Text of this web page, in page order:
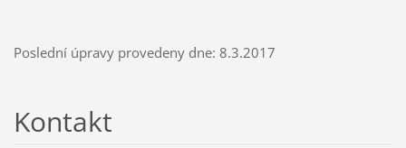
Poslední úpravy provedeny dne: 8.3.2017
Kontakt